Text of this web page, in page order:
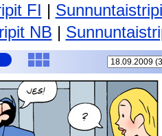
FI |
NB |